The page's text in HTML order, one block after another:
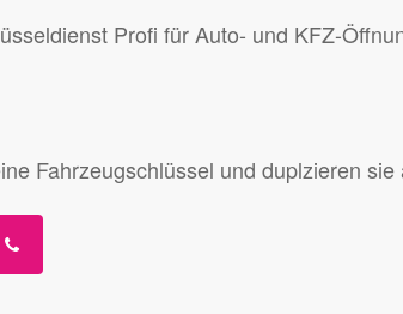
Profi für Auto- und KFZ-
Fahrzeugschlüssel und duplzieren sie